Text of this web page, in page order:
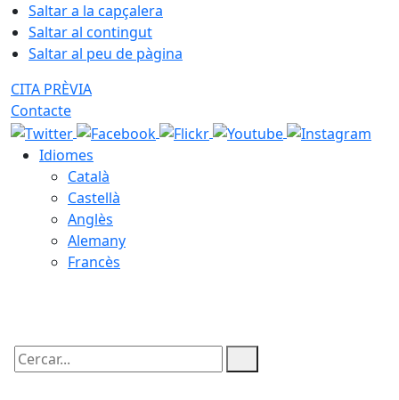
Saltar a la capçalera
Saltar al contingut
Saltar al peu de pàgina
CITA PRÈVIA
Contacte
Idiomes
Català
Castellà
Anglès
Alemany
Francès
Cercar: